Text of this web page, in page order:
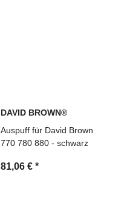
DAVID BROWN®
Auspuff für David Brown
770 780 880 - schwarz
81,06 € *